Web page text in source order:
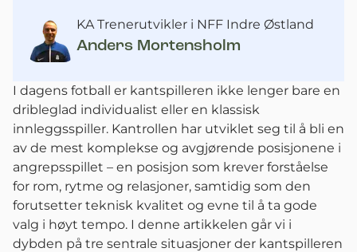
KA Trenerutvikler i NFF Indre Østland
Anders Mortensholm
I dagens fotball er kantspilleren ikke lenger bare en
dribleglad individualist eller en klassisk
innleggsspiller. Kantrollen har utviklet seg til å bli en
av de mest komplekse og avgjørende posisjonene i
angrepsspillet – en posisjon som krever forståelse
for rom, rytme og relasjoner, samtidig som den
forutsetter teknisk kvalitet og evne til å ta gode
valg i høyt tempo. I denne artikkelen går vi i
dybden på tre sentrale situasjoner der kantspilleren